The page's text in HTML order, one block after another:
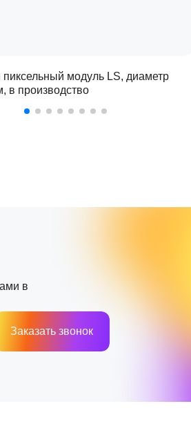
пиксельный модуль LS, диаметр
в производство
в
Заказать звонок